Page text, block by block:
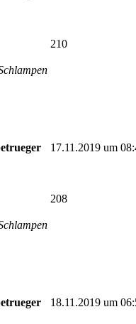
210
17.11.2019 um
208
18.11.2019 um